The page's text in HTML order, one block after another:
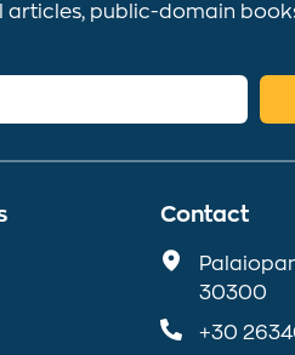
articles, public-domain
Contact
30300
+30